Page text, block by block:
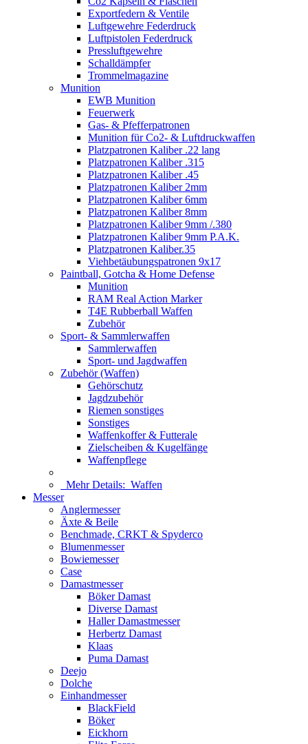
Exportfedern & Ventile
Luftgewehre Federdruck
Luftpistolen Federdruck
Pressluftgewehre
Schalldämpfer
Trommelmagazine
Munition
EWB Munition
Feuerwerk
Gas- & Pfefferpatronen
Munition für Co2- & Luftdruckwaffen
Platzpatronen Kaliber .22 lang
Platzpatronen Kaliber .315
Platzpatronen Kaliber .45
Platzpatronen Kaliber 2mm
Platzpatronen Kaliber 6mm
Platzpatronen Kaliber 8mm
Platzpatronen Kaliber 9mm /.380
Platzpatronen Kaliber 9mm P.A.K.
Platzpatronen Kaliber.35
Viehbetäubungspatronen 9x17
Paintball, Gotcha & Home Defense
Munition
RAM Real Action Marker
T4E Rubberball Waffen
Zubehör
Sport- & Sammlerwaffen
Sammlerwaffen
Sport- und Jagdwaffen
Zubehör (Waffen)
Gehörschutz
Jagdzubehör
Riemen sonstiges
Sonstiges
Waffenkoffer & Futterale
Zielscheiben & Kugelfänge
Waffenpflege
Mehr Details: Waffen
Messer
Anglermesser
Äxte & Beile
Benchmade, CRKT & Spyderco
Blumenmesser
Bowiemesser
Case
Damastmesser
Böker Damast
Diverse Damast
Haller Damastmesser
Herbertz Damast
Klaas
Puma Damast
Deejo
Dolche
Einhandmesser
BlackField
Böker
Eickhorn